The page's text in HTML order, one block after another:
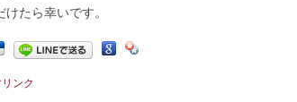
たら幸いです。
ンク